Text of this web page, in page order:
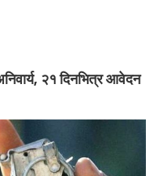
२१ दिनभित्र आवेदन